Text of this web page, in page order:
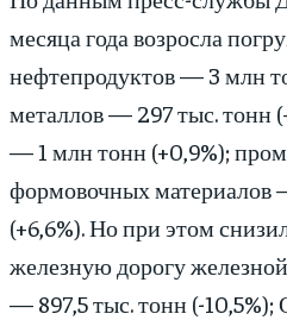
месяца года возросла
нефтепродуктов — 3 млн
металлов — 297 тыс. тонн
— 1 млн тонн (+0,9%);
формовочных материалов
(+6,6%). Но при этом
железную дорогу
— 897,5 тыс. тонн (-